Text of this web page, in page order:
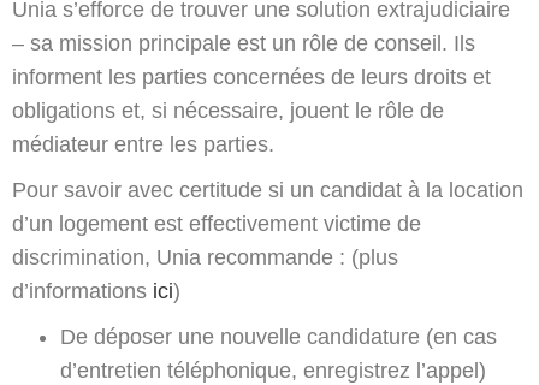
Unia s’efforce de trouver une solution extrajudiciaire
– sa mission principale est un rôle de conseil. Ils
informent les parties concernées de leurs droits et
obligations et, si nécessaire, jouent le rôle de
médiateur entre les parties.
Pour savoir avec certitude si un candidat à la location
d’un logement est effectivement victime de
discrimination, Unia recommande : (plus
d’informations ici)
De déposer une nouvelle candidature (en cas
d’entretien téléphonique, enregistrez l’appel)